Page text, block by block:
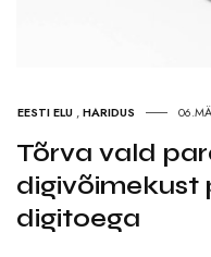
EESTI ELU ,HARIDUS
Tõrva vald
digivõimekust
digitoega